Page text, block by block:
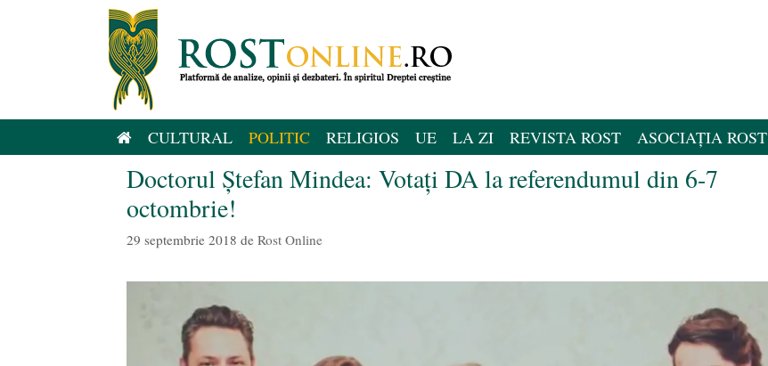
CULTURAL POLITIC RELIGIOS UE LA ZI REVISTA ROST ASOCIAȚIA ROST
Doctorul Ștefan Mindea: Votați DA la referendumul din 6-7
octombrie!
29 septembrie 2018 de Rost Online